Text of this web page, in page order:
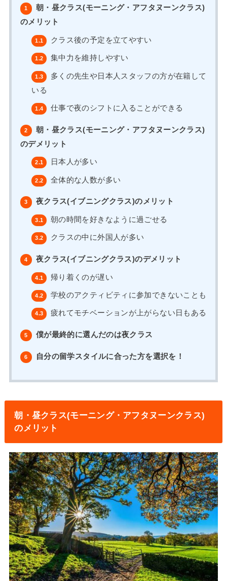
1
朝・昼クラス(モーニング・アフタヌーンクラス)
のメリット
1.1 クラス後の予定を立てやすい
1.2 集中力を維持しやすい
1.3
多くの先生や日本人スタッフの方が在籍して
いる
1.4 仕事で夜のシフトに入ることができる
2
朝・昼クラス(モーニング・アフタヌーンクラス)
のデメリット
2.1 日本人が多い
2.2 全体的な人数が多い
3 夜クラス(イブニングクラス)のメリット
3.1 朝の時間を好きなように過ごせる
3.2 クラスの中に外国人が多い
4 夜クラス(イブニングクラス)のデメリット
4.1 帰り着くのが遅い
4.2 学校のアクティビティに参加できないことも
4.3 疲れてモチベーションが上がらない日もある
5 僕が最終的に選んだのは夜クラス
6 自分の留学スタイルに合った方を選択を！
朝・昼クラス(モーニング・アフタヌーンクラス)
のメリット